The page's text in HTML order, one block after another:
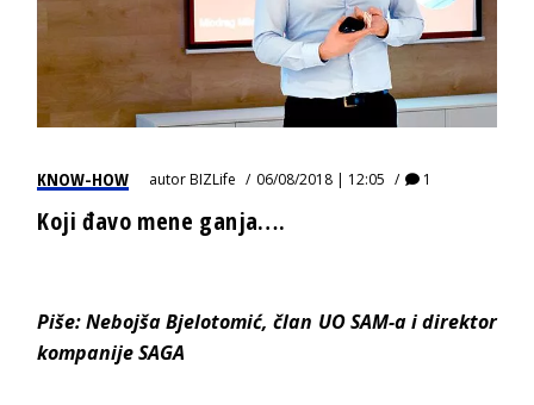
KNOW-HOW autorBIZLife 06/08/2018 | 12:05 1
Koji đavo mene ganja….
Piše: Nebojša Bjelotomić, član UO SAM-a i direktor
kompanije SAGA